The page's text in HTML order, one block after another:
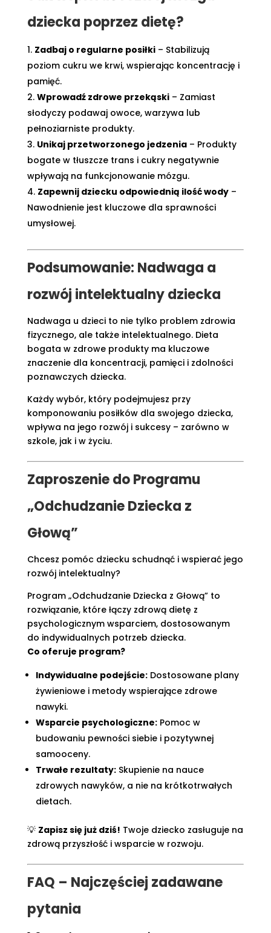
dziecka poprzez dietę?
Zadbaj o regularne posiłki– Stabilizują
poziom cukru we krwi, wspierając koncentrację i
pamięć.
Wprowadź zdrowe przekąski– Zamiast
słodyczy podawaj owoce, warzywa lub
pełnoziarniste produkty.
Unikaj przetworzonego jedzenia– Produkty
bogate w tłuszcze trans i cukry negatywnie
wpływają na funkcjonowanie mózgu.
Zapewnij dziecku odpowiednią ilość wody–
Nawodnienie jest kluczowe dla sprawności
umysłowej.
Podsumowanie: Nadwaga a
rozwój intelektualny dziecka
Nadwaga u dzieci to nie tylko problem zdrowia
fizycznego, ale także intelektualnego. Dieta
bogata w zdrowe produkty ma kluczowe
znaczenie dla koncentracji, pamięci i zdolności
poznawczych dziecka.
Każdy wybór, który podejmujesz przy
komponowaniu posiłków dla swojego dziecka,
wpływa na jego rozwój i sukcesy – zarówno w
szkole, jak i w życiu.
Zaproszenie doProgramu
„Odchudzanie Dziecka z
Głową”
Chcesz pomóc dziecku schudnąć i wspierać jego
rozwój intelektualny?
Program „Odchudzanie Dziecka z Głową” to
rozwiązanie, które łączy zdrową dietę z
psychologicznym wsparciem, dostosowanym
do indywidualnych potrzeb dziecka.
Co oferuje program?
Indywidualne podejście:Dostosowane plany
żywieniowe i metody wspierające zdrowe
nawyki.
Wsparcie psychologiczne:Pomoc w
budowaniu pewności siebie i pozytywnej
samooceny.
Trwałe rezultaty:Skupienie na nauce
zdrowych nawyków, a nie na krótkotrwałych
dietach.
💡 Zapisz się już dziś! Twoje dziecko zasługuje na
zdrową przyszłość i wsparcie w rozwoju.
FAQ – Najczęściej zadawane
pytania